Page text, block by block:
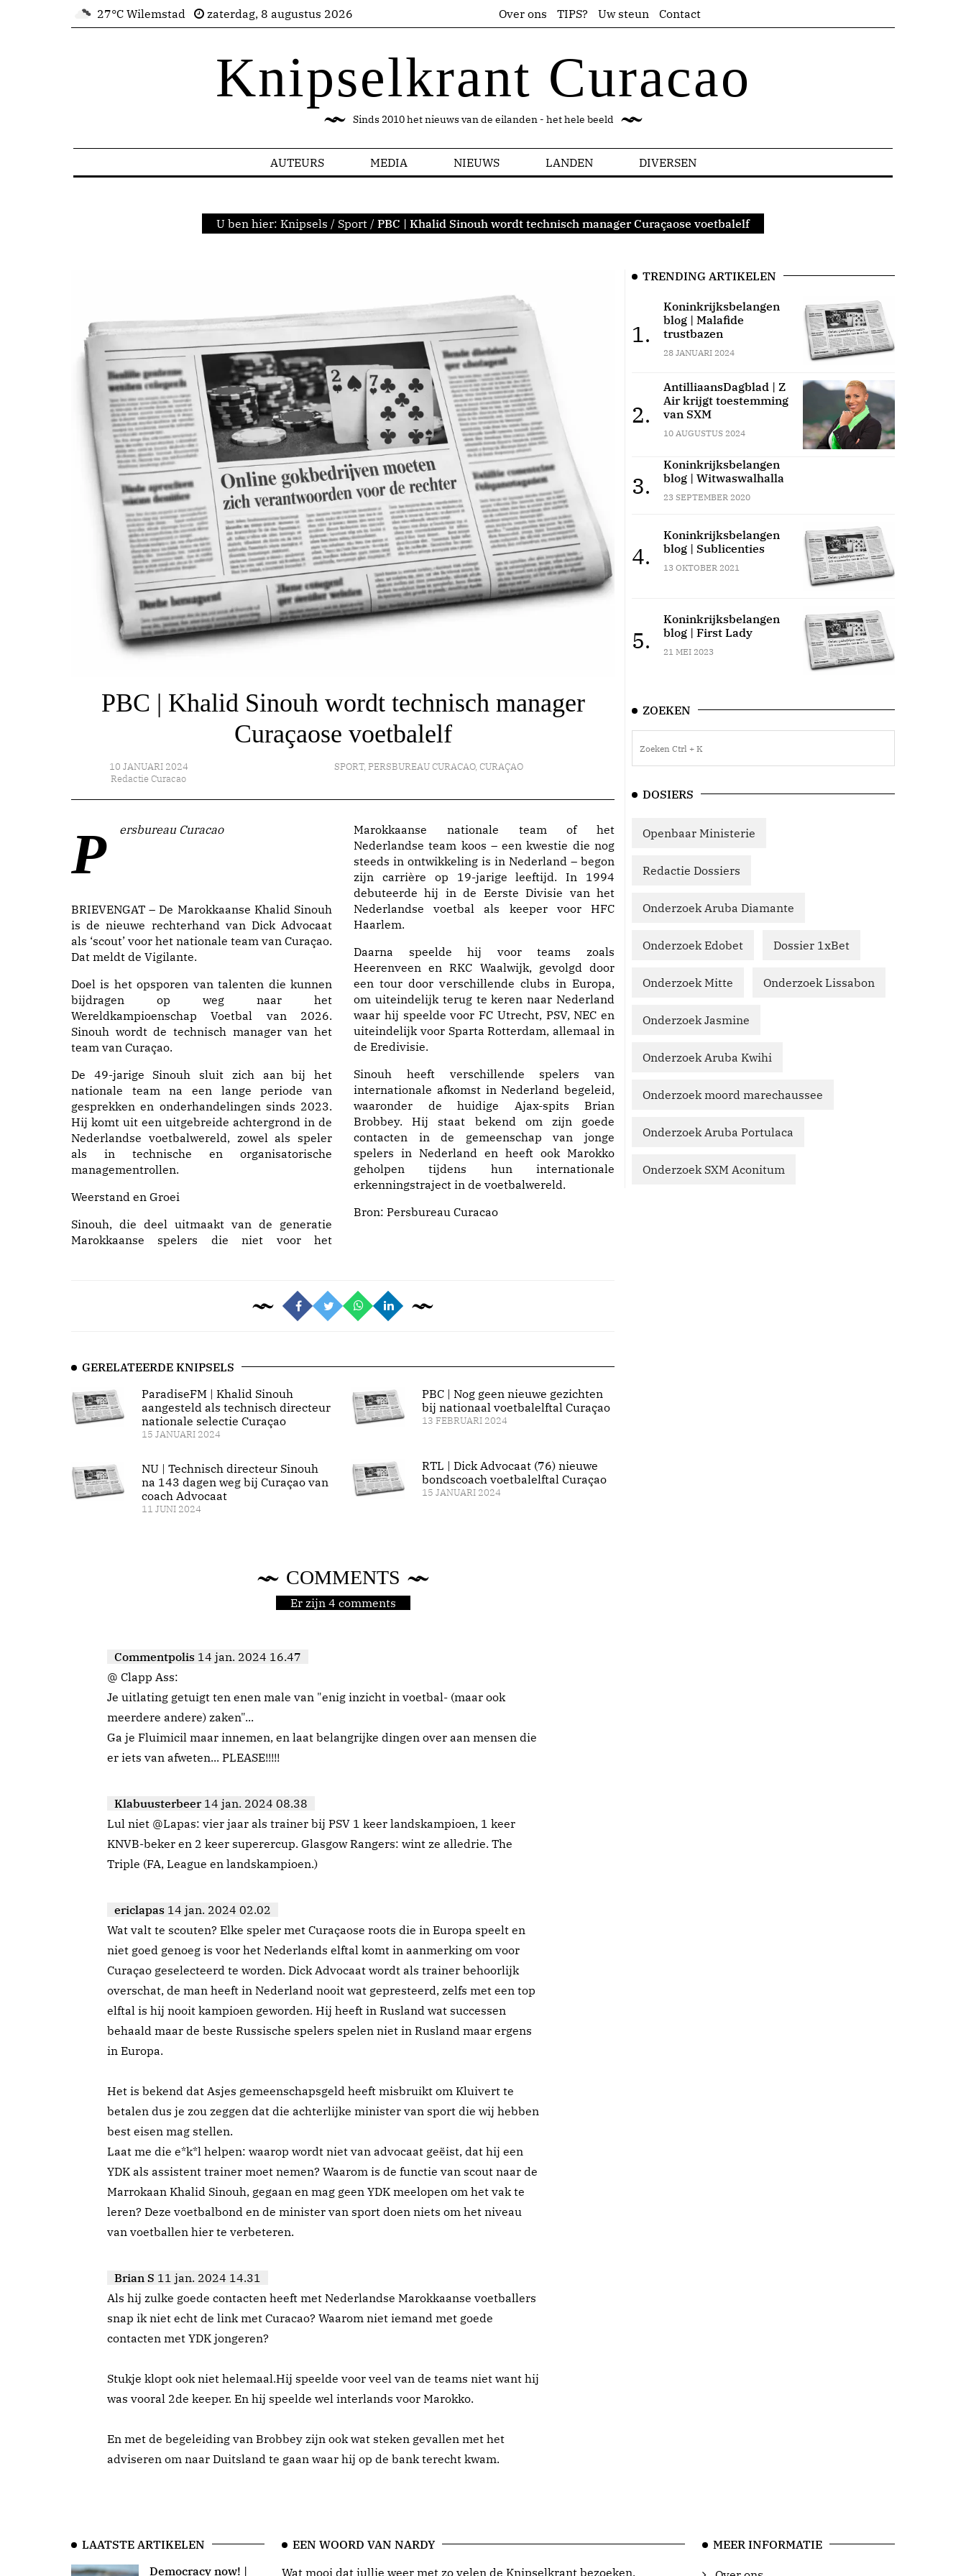
27°C Wilemstad zaterdag, 8 augustus 2026 Over ons TIPS? Uw steun Contact
Knipselkrant Curacao
Sinds 2010 het nieuws van de eilanden - het hele beeld
AUTEURS MEDIA NIEUWS LANDEN DIVERSEN
U ben hier: Knipsels / Sport / PBC | Khalid Sinouh wordt technisch manager Curaçaose voetbalelf
PBC | Khalid Sinouh wordt technisch manager
Curaçaose voetbalelf
10 JANUARI 2024
Redactie Curacao
SPORT,PERSBUREAU CURACAO,CURAÇAO
Persbureau Curacao
BRIEVENGAT – De Marokkaanse Khalid Sinouh
is de nieuwe rechterhand van Dick Advocaat
als ‘scout’ voor het nationale team van Curaçao.
Dat meldt de Vigilante.
Doel is het opsporen van talenten die kunnen
bijdragen op weg naar het
Wereldkampioenschap Voetbal van 2026.
Sinouh wordt de technisch manager van het
team van Curaçao.
De 49-jarige Sinouh sluit zich aan bij het
nationale team na een lange periode van
gesprekken en onderhandelingen sinds 2023.
Hij komt uit een uitgebreide achtergrond in de
Nederlandse voetbalwereld, zowel als speler
als in technische en organisatorische
managementrollen.
Weerstand en Groei
Sinouh, die deel uitmaakt van de generatie
Marokkaanse spelers die niet voor het
Marokkaanse nationale team of het
Nederlandse team koos – een kwestie die nog
steeds in ontwikkeling is in Nederland – begon
zijn carrière op 19-jarige leeftijd. In 1994
debuteerde hij in de Eerste Divisie van het
Nederlandse voetbal als keeper voor HFC
Haarlem.
Daarna speelde hij voor teams zoals
Heerenveen en RKC Waalwijk, gevolgd door
een tour door verschillende clubs in Europa,
om uiteindelijk terug te keren naar Nederland
waar hij speelde voor FC Utrecht, PSV, NEC en
uiteindelijk voor Sparta Rotterdam, allemaal in
de Eredivisie.
Sinouh heeft verschillende spelers van
internationale afkomst in Nederland begeleid,
waaronder de huidige Ajax-spits Brian
Brobbey. Hij staat bekend om zijn goede
contacten in de gemeenschap van jonge
spelers in Nederland en heeft ook Marokko
geholpen tijdens hun internationale
erkenningstraject in de voetbalwereld.
Bron: Persbureau Curacao
GERELATEERDE KNIPSELS
ParadiseFM | Khalid Sinouh
aangesteld als technisch directeur
nationale selectie Curaçao
15 JANUARI 2024
NU | Technisch directeur Sinouh
na 143 dagen weg bij Curaçao van
coach Advocaat
11 JUNI 2024
PBC | Nog geen nieuwe gezichten
bij nationaal voetbalelftal Curaçao
13 FEBRUARI 2024
RTL | Dick Advocaat (76) nieuwe
bondscoach voetbalelftal Curaçao
15 JANUARI 2024
COMMENTS
Er zijn 4 comments
Commentpolis 14 jan. 2024 16.47
@ Clapp Ass:
Je uitlating getuigt ten enen male van "enig inzicht in voetbal- (maar ook
meerdere andere) zaken"...
Ga je Fluimicil maar innemen, en laat belangrijke dingen over aan mensen die
er iets van afweten... PLEASE!!!!!
Klabuusterbeer 14 jan. 2024 08.38
Lul niet @Lapas: vier jaar als trainer bij PSV 1 keer landskampioen, 1 keer
KNVB-beker en 2 keer superercup. Glasgow Rangers: wint ze alledrie. The
Triple (FA, League en landskampioen.)
ericlapas 14 jan. 2024 02.02
Wat valt te scouten? Elke speler met Curaçaose roots die in Europa speelt en
niet goed genoeg is voor het Nederlands elftal komt in aanmerking om voor
Curaçao geselecteerd te worden. Dick Advocaat wordt als trainer behoorlijk
overschat, de man heeft in Nederland nooit wat gepresteerd, zelfs met een top
elftal is hij nooit kampioen geworden. Hij heeft in Rusland wat successen
behaald maar de beste Russische spelers spelen niet in Rusland maar ergens
in Europa.
Het is bekend dat Asjes gemeenschapsgeld heeft misbruikt om Kluivert te
betalen dus je zou zeggen dat die achterlijke minister van sport die wij hebben
best eisen mag stellen.
Laat me die e*k*l helpen: waarop wordt niet van advocaat geëist, dat hij een
YDK als assistent trainer moet nemen? Waarom is de functie van scout naar de
Marrokaan Khalid Sinouh, gegaan en mag geen YDK meelopen om het vak te
leren? Deze voetbalbond en de minister van sport doen niets om het niveau
van voetballen hier te verbeteren.
Brian S 11 jan. 2024 14.31
Als hij zulke goede contacten heeft met Nederlandse Marokkaanse voetballers
snap ik niet echt de link met Curacao? Waarom niet iemand met goede
contacten met YDK jongeren?
Stukje klopt ook niet helemaal.Hij speelde voor veel van de teams niet want hij
was vooral 2de keeper. En hij speelde wel interlands voor Marokko.
En met de begeleiding van Brobbey zijn ook wat steken gevallen met het
adviseren om naar Duitsland te gaan waar hij op de bank terecht kwam.
TRENDING ARTIKELEN
1.
Koninkrijksbelangen
blog | Malafide
trustbazen
28 JANUARI 2024
2.
AntilliaansDagblad | Z
Air krijgt toestemming
van SXM
10 AUGUSTUS 2024
3.
Koninkrijksbelangen
blog | Witwaswalhalla
23 SEPTEMBER 2020
4.
Koninkrijksbelangen
blog | Sublicenties
13 OKTOBER 2021
5.
Koninkrijksbelangen
blog | First Lady
21 MEI 2023
ZOEKEN
DOSIERS
Openbaar Ministerie
Redactie Dossiers
Onderzoek Aruba Diamante
Onderzoek Edobet Dossier 1xBet
Onderzoek Mitte Onderzoek Lissabon
Onderzoek Jasmine
Onderzoek Aruba Kwihi
Onderzoek moord marechaussee
Onderzoek Aruba Portulaca
Onderzoek SXM Aconitum
LAATSTE ARTIKELEN
Democracy now! |
EEN WOORD VAN NARDY
Wat mooi dat jullie weer met zo velen de Knipselkrant bezoeken.
MEER INFORMATIE